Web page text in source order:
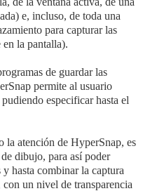
e, incluso, de toda una
para capturar las
la pantalla).
de guardar las
permite al usuario
especificar hasta el
la atención de HyperSnap, es
dibujo, para así poder
hasta combinar la captura
un nivel de transparencia